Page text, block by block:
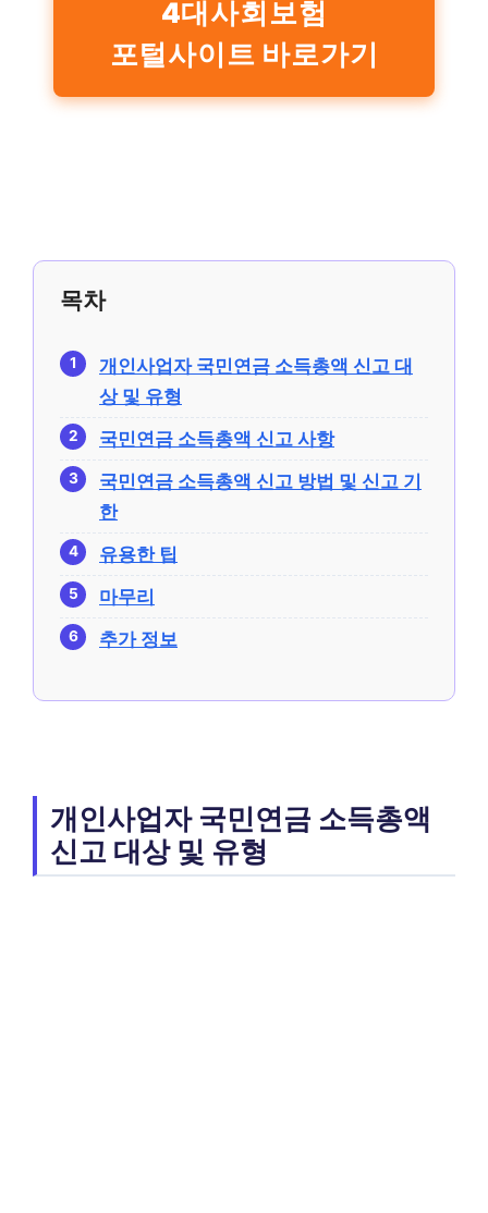
4대사회보험
포털사이트 바로가기
목차
개인사업자 국민연금 소득총액 신고 대
상 및 유형
국민연금 소득총액 신고 사항
국민연금 소득총액 신고 방법 및 신고 기
한
유용한 팁
마무리
추가 정보
개인사업자 국민연금 소득총액
신고 대상 및 유형